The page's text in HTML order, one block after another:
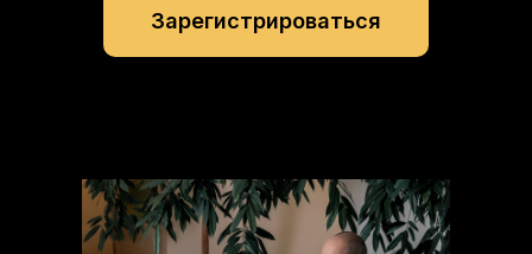
Зарегистрироваться